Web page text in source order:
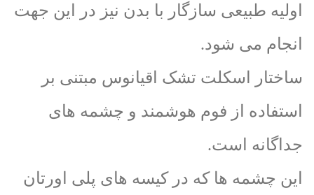
اولیه طبیعی سازگار با بدن نیز در این جهت
انجام می شود.
ساختار اسکلت تشک اقیانوس مبتنی بر
استفاده از فوم هوشمند و چشمه های
جداگانه است.
این چشمه ها که در کیسه های پلی اورتان